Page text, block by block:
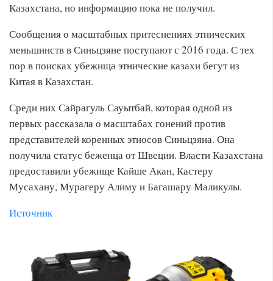
Казахстана, но информацию пока не получил.
Сообщения о масштабных притеснениях этнических
меньшинств в Синьцзяне поступают с 2016 года. С тех
пор в поисках убежища этнические казахи бегут из
Китая в Казахстан.
Среди них Сайрагуль Сауытбай, которая одной из
первых рассказала о масштабах гонений против
представителей коренных этносов Синьцзяна. Она
получила статус беженца от Швеции. Власти Казахстана
предоставили убежище Кайше Акан, Кастеру
Мусахану, Мурагеру Алиму и Багашару Маликулы.
Источник